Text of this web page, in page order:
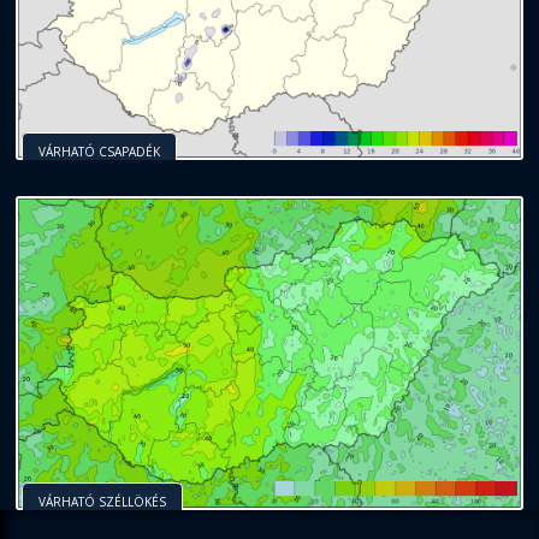
VÁRHATÓ CSAPADÉK
VÁRHATÓ SZÉLLÖKÉS